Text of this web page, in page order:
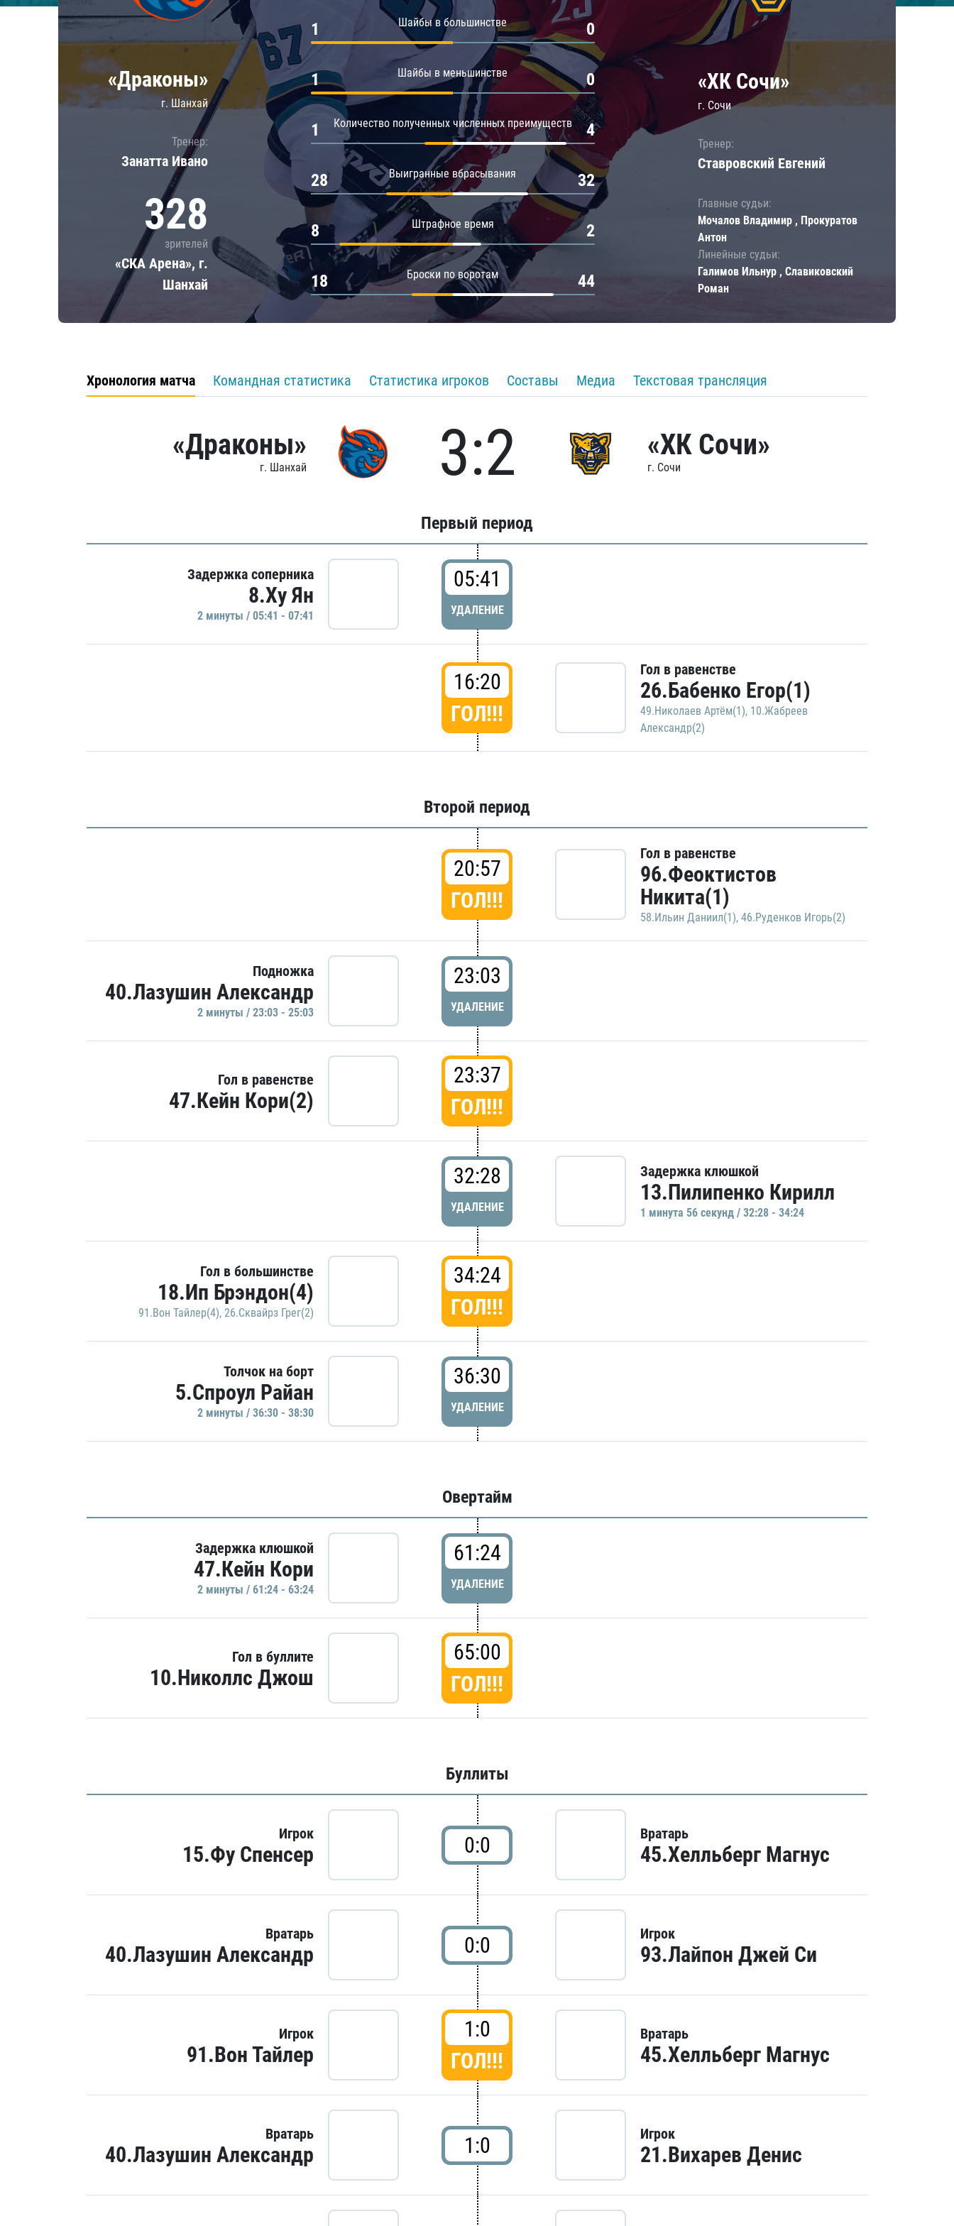
Локомотив
Шанхайские Драконы
Амур
Барыс
Салават Юлаев
«Драконы»
г. Шанхай
Тренер:
Занатта Иванo
328
зрителей
«СКА Арена», г.
Шанхай
Шайбы в большинстве
1 0
Шайбы в меньшинстве
1 0
Количество полученных численных преимуществ
1 4
Выигранные вбрасывания
28 32
Штрафное время
8 2
Броски по воротам
18 44
«ХК Сочи»
г. Сочи
Тренер:
Ставровский Евгений
Главные судьи:
Мочалов Владимир , Прокуратов
Антон
Линейные судьи:
Галимов Ильнур , Славиковский
Роман
Хронология матча Командная статистика Статистика игроков Составы Медиа Текстовая трансляция
«Драконы»
г. Шанхай 3:2 «ХК Сочи»
г. Сочи
Первый период
Задержка соперника
8.Ху Ян
2 минуты / 05:41 - 07:41
05:41
УДАЛЕНИЕ
16:20
ГОЛ!!!
Гол в равенстве
26.Бабенко Егор(1)
49.Николаев Артём(1), 10.Жабреев
Александр(2)
Второй период
20:57
ГОЛ!!!
Гол в равенстве
96.Феоктистов
Никита(1)
58.Ильин Даниил(1), 46.Руденков Игорь(2)
Подножка
40.Лазушин Александр
2 минуты / 23:03 - 25:03
23:03
УДАЛЕНИЕ
Гол в равенстве
47.Кейн Кори(2)
23:37
ГОЛ!!!
32:28
УДАЛЕНИЕ
Задержка клюшкой
13.Пилипенко Кирилл
1 минутa 56 секунд / 32:28 - 34:24
Гол в большинстве
18.Ип Брэндон(4)
91.Вон Тайлер(4), 26.Сквайрз Грег(2)
34:24
ГОЛ!!!
Толчок на борт
5.Спроул Райан
2 минуты / 36:30 - 38:30
36:30
УДАЛЕНИЕ
Овертайм
Задержка клюшкой
47.Кейн Кори
2 минуты / 61:24 - 63:24
61:24
УДАЛЕНИЕ
Гол в буллите
10.Николлс Джош
65:00
ГОЛ!!!
Буллиты
Игрок
15.Фу Спенсер 0:0 Вратарь
45.Хелльберг Магнус
Вратарь
40.Лазушин Александр 0:0 Игрок
93.Лайпон Джей Си
Игрок
91.Вон Тайлер
1:0
ГОЛ!!!
Вратарь
45.Хелльберг Магнус
Вратарь
40.Лазушин Александр 1:0 Игрок
21.Вихарев Денис